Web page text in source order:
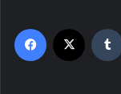
Facebook